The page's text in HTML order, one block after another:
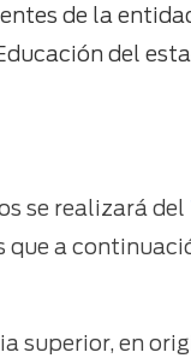
de la
del
se realizará del
que a
superior, en